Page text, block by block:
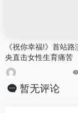
《祝你幸福!》首站路
央直击女性生育痛苦
暂无评论